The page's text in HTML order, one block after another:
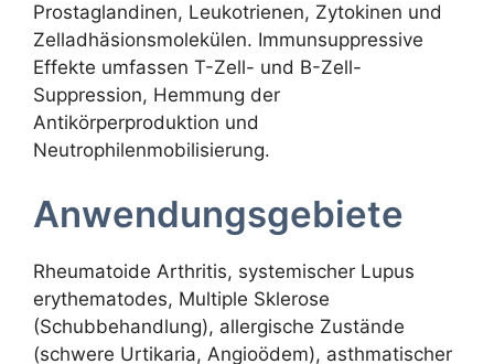
Prostaglandinen, Leukotrienen, Zytokinen und
Zelladhäsionsmolekülen. Immunsuppressive
Effekte umfassen T-Zell- und B-Zell-
Suppression, Hemmung der
Antikörperproduktion und
Neutrophilenmobilisierung.
Anwendungsgebiete
Rheumatoide Arthritis, systemischer Lupus
erythematodes, Multiple Sklerose
(Schubbehandlung), allergische Zustände
(schwere Urtikaria, Angioödem), asthmatischer